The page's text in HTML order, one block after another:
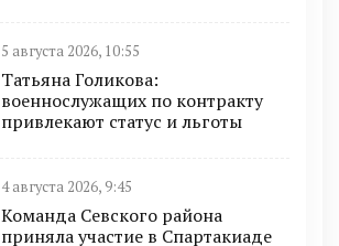
5 августа 2026, 10:55
Татьяна Голикова:
военнослужащих по контракту
привлекают статус и льготы
4 августа 2026, 9:45
Команда Севского района
приняла участие в Спартакиаде